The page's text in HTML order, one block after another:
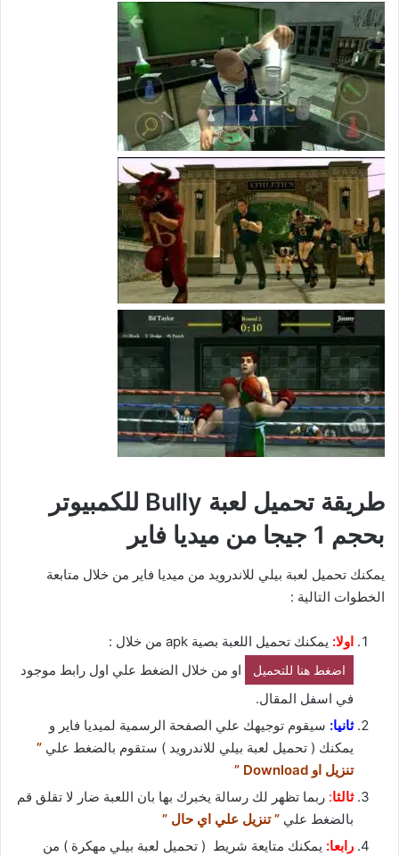
طريقة تحميل لعبة Bully للكمبيوتر
بحجم 1 جيجا من ميديا فاير
يمكنك تحميل لعبة بيلي للاندرويد من ميديا فاير من خلال متابعة
الخطوات التالية :
اولا: يمكنك تحميل اللعبة بصية apk من خلال :
اضغط هنا للتحميل
او من خلال الضغط علي اول رابط موجود
في اسفل المقال.
ثانيا: سيقوم توجيهك علي الصفحة الرسمية لميديا فاير و
يمكنك ( تحميل لعبة بيلي للاندرويد ) ستقوم بالضغط علي ”
تنزيل او Download ”
ثالثا: ربما تظهر لك رسالة يخبرك بها بان اللعبة ضار لا تقلق قم
بالضغط علي ” تنزيل علي اي حال ”
رابعا: يمكنك متايعة شريط ( تحميل لعبة بيلي مهكرة ) من